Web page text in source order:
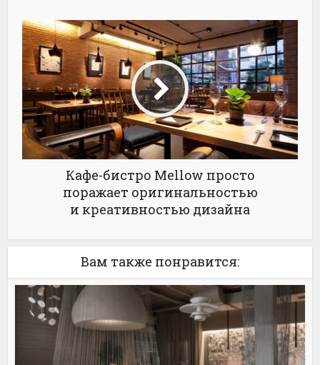
Кафе-бистро Mellow просто
поражает оригинальностью
и креативностью дизайна
Вам также понравится: